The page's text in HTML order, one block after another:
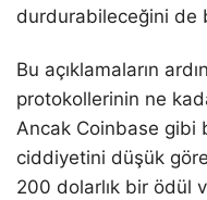
durdurabileceğini de
Bu açıklamaların
protokollerinin ne
Ancak Coinbase gibi
ciddiyetini düşük
200 dolarlık bir ödül